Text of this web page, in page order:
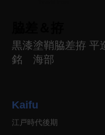
黒漆塗鞘脇差拵
銘 海部
Kaifu
江戸時代後期